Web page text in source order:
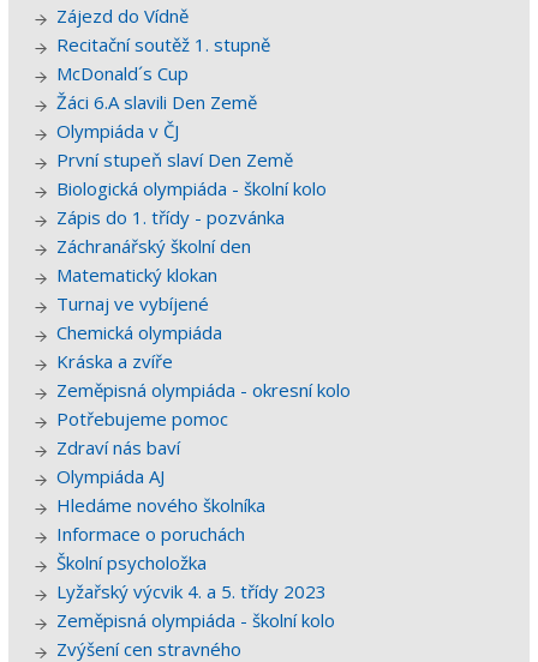
Zájezd do Vídně
Recitační soutěž 1. stupně
McDonald´s Cup
Žáci 6.A slavili Den Země
Olympiáda v ČJ
První stupeň slaví Den Země
Biologická olympiáda - školní kolo
Zápis do 1. třídy - pozvánka
Záchranářský školní den
Matematický klokan
Turnaj ve vybíjené
Chemická olympiáda
Kráska a zvíře
Zeměpisná olympiáda - okresní kolo
Potřebujeme pomoc
Zdraví nás baví
Olympiáda AJ
Hledáme nového školníka
Informace o poruchách
Školní psycholožka
Lyžařský výcvik 4. a 5. třídy 2023
Zeměpisná olympiáda - školní kolo
Zvýšení cen stravného